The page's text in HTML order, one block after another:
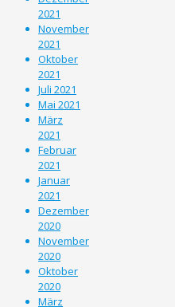
2021
November
2021
Oktober
2021
Juli 2021
Mai 2021
März
2021
Februar
2021
Januar
2021
Dezember
2020
November
2020
Oktober
2020
März